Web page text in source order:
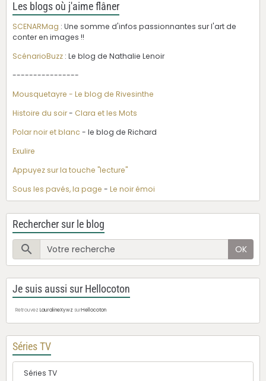
Les blogs où j'aime flâner
SCENARMag : Une somme d'infos passionnantes sur l'art de
conter en images !!
ScénarioBuzz : Le blog de Nathalie Lenoir
----------------
Mousquetayre - Le blog de Rivesinthe
Histoire du soir- Clara et les Mots
Polar noir et blanc - le blog de Richard
Exulire
Appuyez sur la touche "lecture"
Sous les pavés, la page - Le noir émoi
Rechercher sur le blog
OK
Je suis aussi sur Hellocoton
Retrouvez LauralineXywz surHellocoton
Séries TV
Séries TV